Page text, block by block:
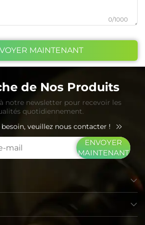
0/1000
MAINTENANT
de Nos Produits
notre newsletter pour recevoir les
quotidiennement.
besoin, veuillez nous contacter !
ENVOYER
MAINTENANT